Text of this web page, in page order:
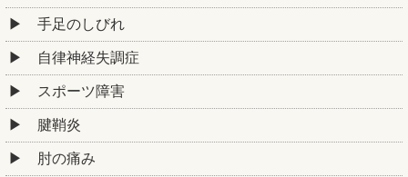
手足のしびれ
自律神経失調症
スポーツ障害
腱鞘炎
肘の痛み